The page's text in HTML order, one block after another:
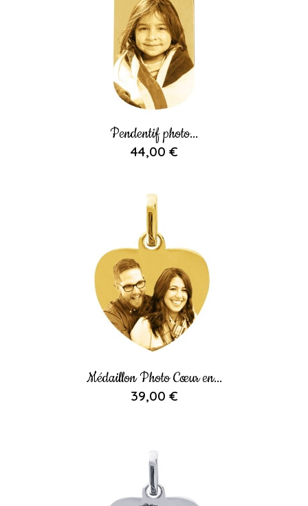
Pendentif photo...
44,00 €
Médaillon Photo Cœur en...
39,00 €